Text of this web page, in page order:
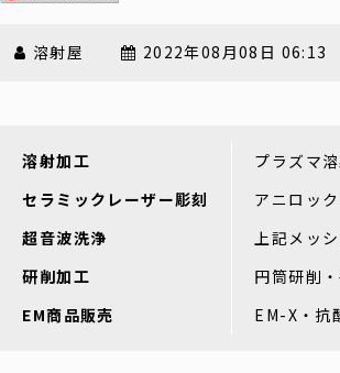
溶射屋 2022年08月08日 06:13
溶射加工
プラズマ
セラミックレーザー彫刻
アニロッ
超音波洗浄
上記メッ
研削加工
円筒研削
EM商品販売
EM-X・抗